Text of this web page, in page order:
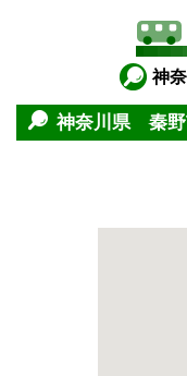
神
神奈川県 秦